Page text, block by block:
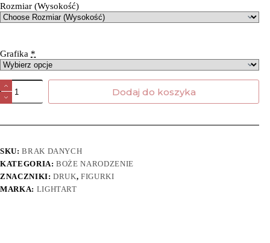
Rozmiar (Wysokość)
Grafika *
Dodaj do koszyka
SKU:BRAK DANYCH
KATEGORIA:BOŻE NARODZENIE
ZNACZNIKI:DRUK,FIGURKI
MARKA: LIGHTART